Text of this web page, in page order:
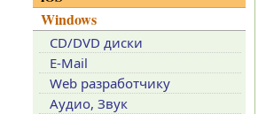
Windows
CD/DVD диски
E-Mail
Web разработчику
Аудио, Звук